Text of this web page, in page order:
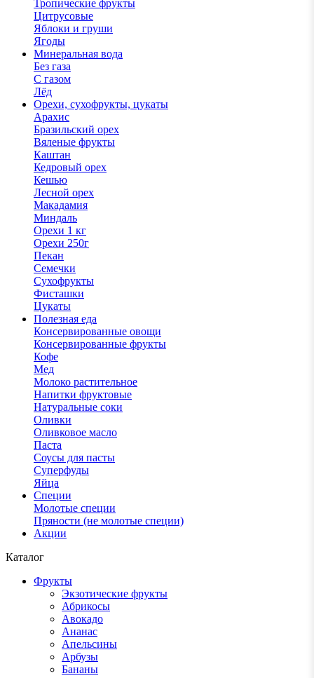
Тропические фрукты
Цитрусовые
Яблоки и груши
Ягоды
Минеральная вода
Без газа
С газом
Лёд
Орехи, сухофрукты, цукаты
Арахис
Бразильский орех
Вяленые фрукты
Каштан
Кедровый орех
Кешью
Лесной орех
Макадамия
Миндаль
Орехи 1 кг
Орехи 250г
Пекан
Семечки
Сухофрукты
Фисташки
Цукаты
Полезная еда
Консервированные овощи
Консервированные фрукты
Кофе
Мед
Молоко растительное
Напитки фруктовые
Натуральные соки
Оливки
Оливковое масло
Паста
Соусы для пасты
Суперфуды
Яйца
Специи
Молотые специи
Пряности (не молотые специи)
Акции
Каталог
Фрукты
Экзотические фрукты
Абрикосы
Авокадо
Ананас
Апельсины
Арбузы
Бананы